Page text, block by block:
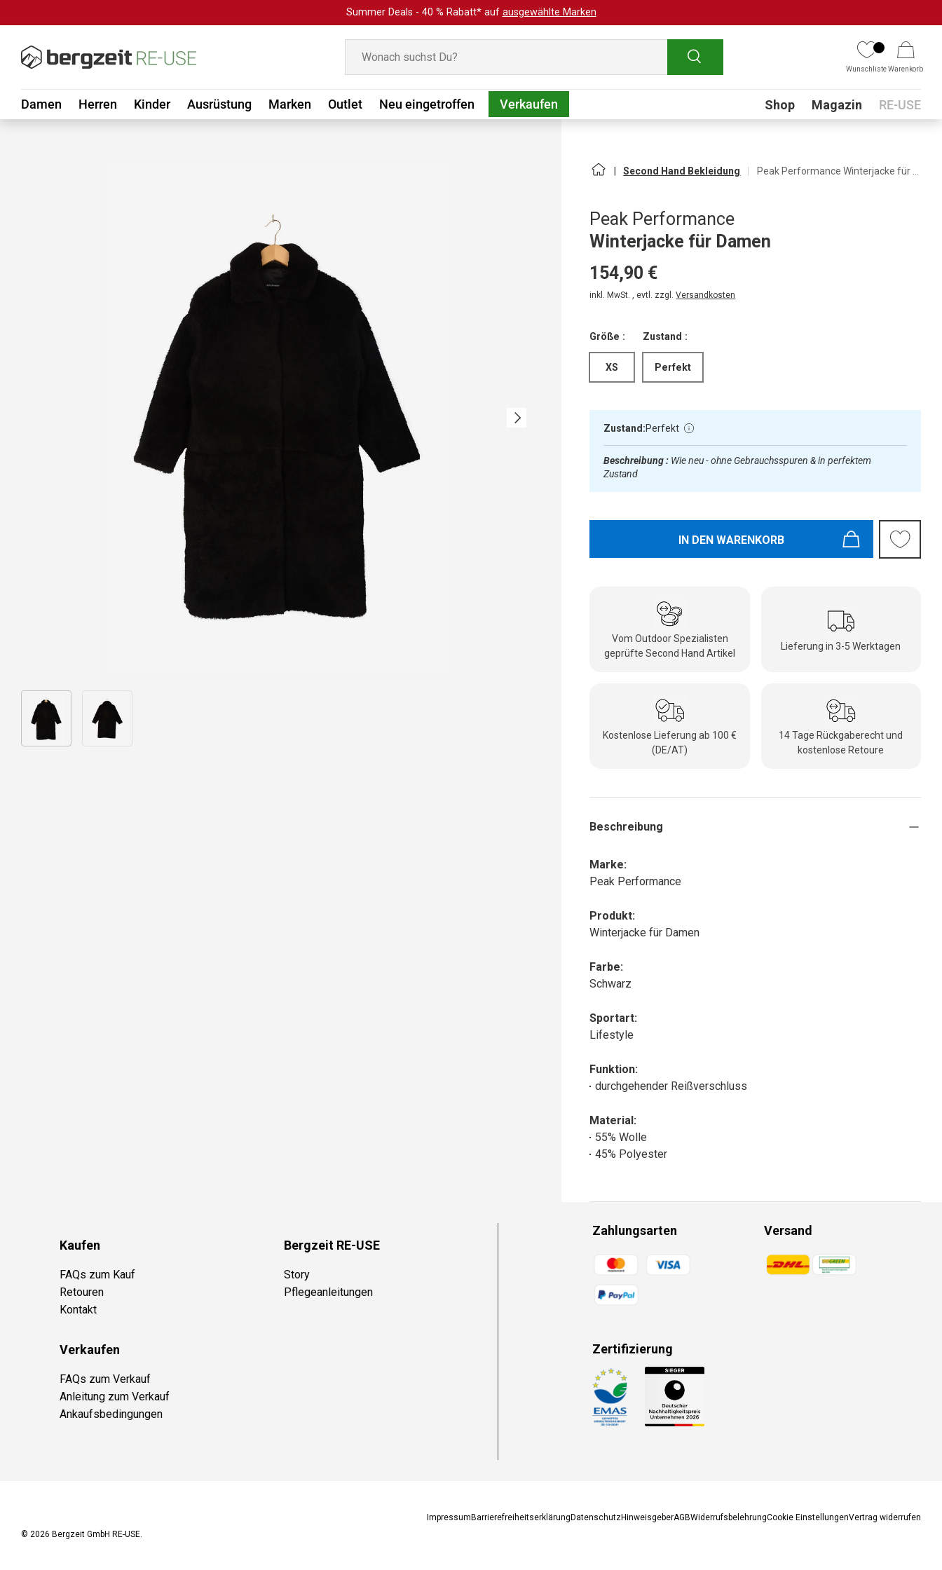
Summer Deals - 40 % Rabatt* auf ausgewählte Marken
Suchen
WunschlisteWarenkorb
Damen Herren Kinder Ausrüstung Marken Outlet Neu eingetroffen Verkaufen Submenu
Shop Magazin RE-USE
Nächste
Bild 1 in Galerieansicht laden
Second Hand Bekleidung
Peak Performance
Winterjacke für Damen
154,90 €
inkl. MwSt. , evtl. zzgl.Versandkosten
Größe :
XS
Zustand :
Perfekt
Zustand:Perfekt
Beschreibung : Wie neu - ohne Gebrauchsspuren & in perfektem
Zustand
IN DEN WARENKORB
Vom Outdoor Spezialisten
geprüfte Second Hand Artikel
Lieferung in 3-5 Werktagen
Kostenlose Lieferung ab 100 €
(DE/AT)
14 Tage Rückgaberecht und
kostenlose Retoure
Beschreibung
Marke:
Peak Performance
Produkt:
Winterjacke für Damen
Farbe:
Schwarz
Sportart:
Lifestyle
Funktion:
durchgehender Reißverschluss
Material:
55% Wolle
45% Polyester
Kaufen
FAQs zum Kauf
Retouren
Kontakt
Bergzeit RE-USE
Story
Pflegeanleitungen
Verkaufen
FAQs zum Verkauf
Anleitung zum Verkauf
Ankaufsbedingungen
Zahlungsarten
Zahlungsmethoden
Versand
Zahlungsmethoden
Zertifizierung
Zahlungsmethoden
Impressum Barrierefreiheitserklärung DatenschutzHinweisgeberAGBWiderrufsbelehrungCookie EinstellungenVertrag widerrufen
© 2026 Bergzeit GmbH RE-USE.